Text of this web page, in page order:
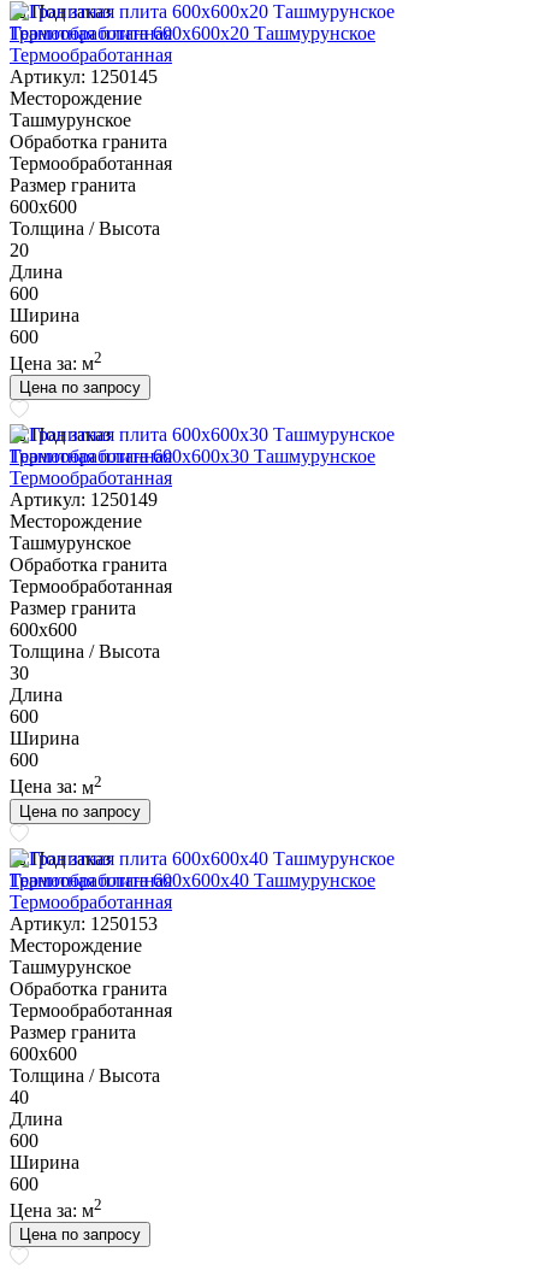
Под заказ
Гранитная плита 600х600x20 Ташмурунское
Термообработанная
Артикул: 1250145
Месторождение
Ташмурунское
Обработка гранита
Термообработанная
Размер гранита
600х600
Толщина / Высота
20
Длина
600
Ширина
600
Цена за: м2
Цена по запросу
Под заказ
Гранитная плита 600х600x30 Ташмурунское
Термообработанная
Артикул: 1250149
Месторождение
Ташмурунское
Обработка гранита
Термообработанная
Размер гранита
600х600
Толщина / Высота
30
Длина
600
Ширина
600
Цена за: м2
Цена по запросу
Под заказ
Гранитная плита 600х600x40 Ташмурунское
Термообработанная
Артикул: 1250153
Месторождение
Ташмурунское
Обработка гранита
Термообработанная
Размер гранита
600х600
Толщина / Высота
40
Длина
600
Ширина
600
Цена за: м2
Цена по запросу